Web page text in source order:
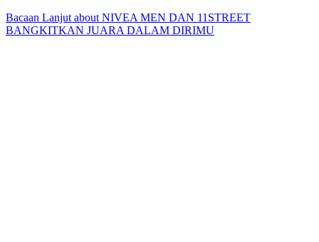
Bacaan Lanjut about NIVEA MEN DAN 11STREET
BANGKITKAN JUARA DALAM DIRIMU